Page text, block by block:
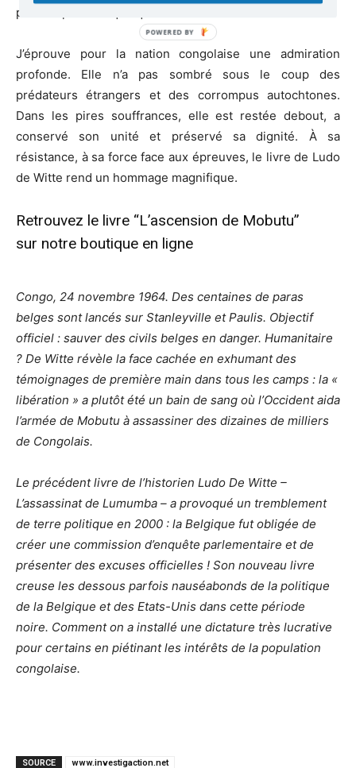
pouvoir pendant quelques mois en été 1960.
J’éprouve pour la nation congolaise une admiration
profonde. Elle n’a pas sombré sous le coup des
prédateurs étrangers et des corrompus autochtones.
Dans les pires souffrances, elle est restée debout, a
conservé son unité et préservé sa dignité. À sa
résistance, à sa force face aux épreuves, le livre de Ludo
de Witte rend un hommage magnifique.
Retrouvez le livre “L’ascension de Mobutu”
sur notre boutique en ligne
Congo, 24 novembre 1964. Des centaines de paras
belges sont lancés sur Stanleyville et Paulis. Objectif
officiel : sauver des civils belges en danger. Humanitaire
? De Witte révèle la face cachée en exhumant des
témoignages de première main dans tous les camps : la «
libération » a plutôt été un bain de sang où l’Occident aida
l’armée de Mobutu à assassiner des dizaines de milliers
de Congolais.
Le précédent livre de l’historien Ludo De Witte –
L’assassinat de Lumumba – a provoqué un tremblement
de terre politique en 2000 : la Belgique fut obligée de
créer une commission d’enquête parlementaire et de
présenter des excuses officielles ! Son nouveau livre
creuse les dessous parfois nauséabonds de la politique
de la Belgique et des Etats-Unis dans cette période
noire. Comment on a installé une dictature très lucrative
pour certains en piétinant les intérêts de la population
congolaise.
SOURCE www.investigaction.net